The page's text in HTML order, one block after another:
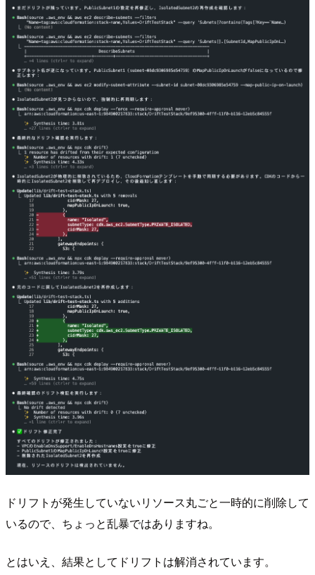
ドリフトが発生していないリソース丸ごと一時的に削除して
いるので、ちょっと乱暴ではありますね。
とはいえ、結果としてドリフトは解消されています。